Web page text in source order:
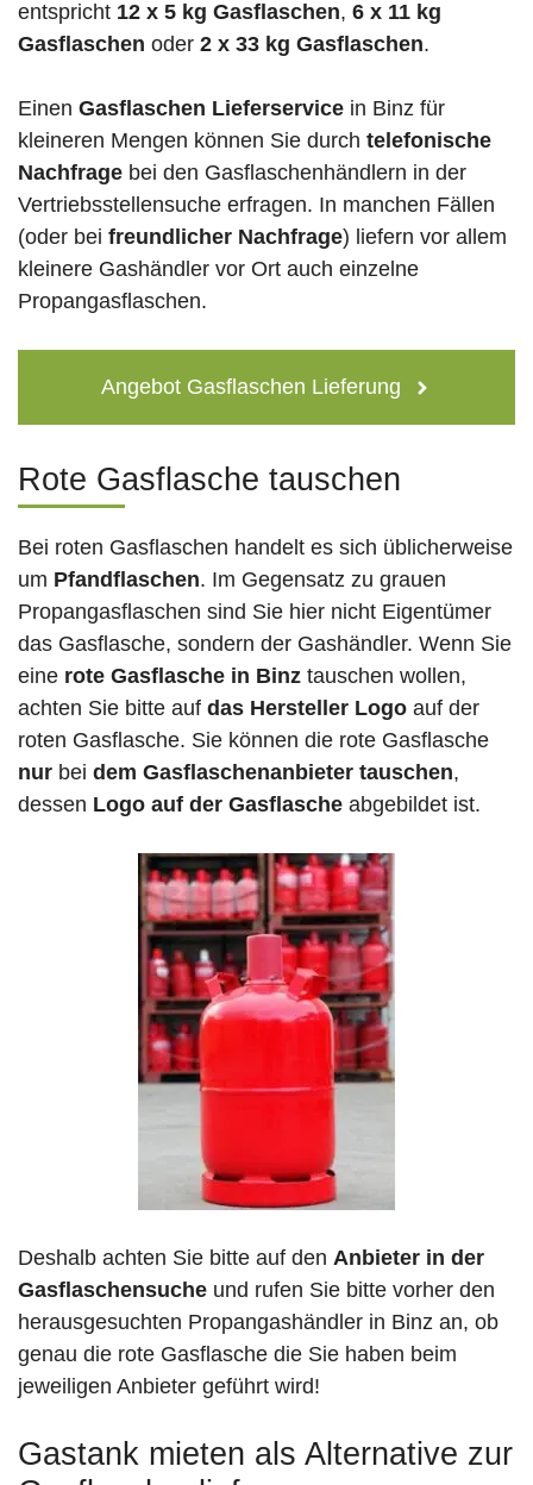
entspricht 12 x 5 kg Gasflaschen, 6 x 11 kg
Gasflaschen oder 2 x 33 kg Gasflaschen.
Einen Gasflaschen Lieferservice in Binz für
kleineren Mengen können Sie durch telefonische
Nachfrage bei den Gasflaschenhändlern in der
Vertriebsstellensuche erfragen. In manchen Fällen
(oder bei freundlicher Nachfrage) liefern vor allem
kleinere Gashändler vor Ort auch einzelne
Propangasflaschen.
Angebot Gasflaschen Lieferung
Rote Gasflasche tauschen
Bei roten Gasflaschen handelt es sich üblicherweise
um Pfandflaschen. Im Gegensatz zu grauen
Propangasflaschen sind Sie hier nicht Eigentümer
das Gasflasche, sondern der Gashändler. Wenn Sie
eine rote Gasflasche in Binz tauschen wollen,
achten Sie bitte auf das Hersteller Logo auf der
roten Gasflasche. Sie können die rote Gasflasche
nur bei dem Gasflaschenanbieter tauschen,
dessen Logo auf der Gasflasche abgebildet ist.
Deshalb achten Sie bitte auf den Anbieter in der
Gasflaschensuche und rufen Sie bitte vorher den
herausgesuchten Propangashändler in Binz an, ob
genau die rote Gasflasche die Sie haben beim
jeweiligen Anbieter geführt wird!
Gastank mieten als Alternative zur